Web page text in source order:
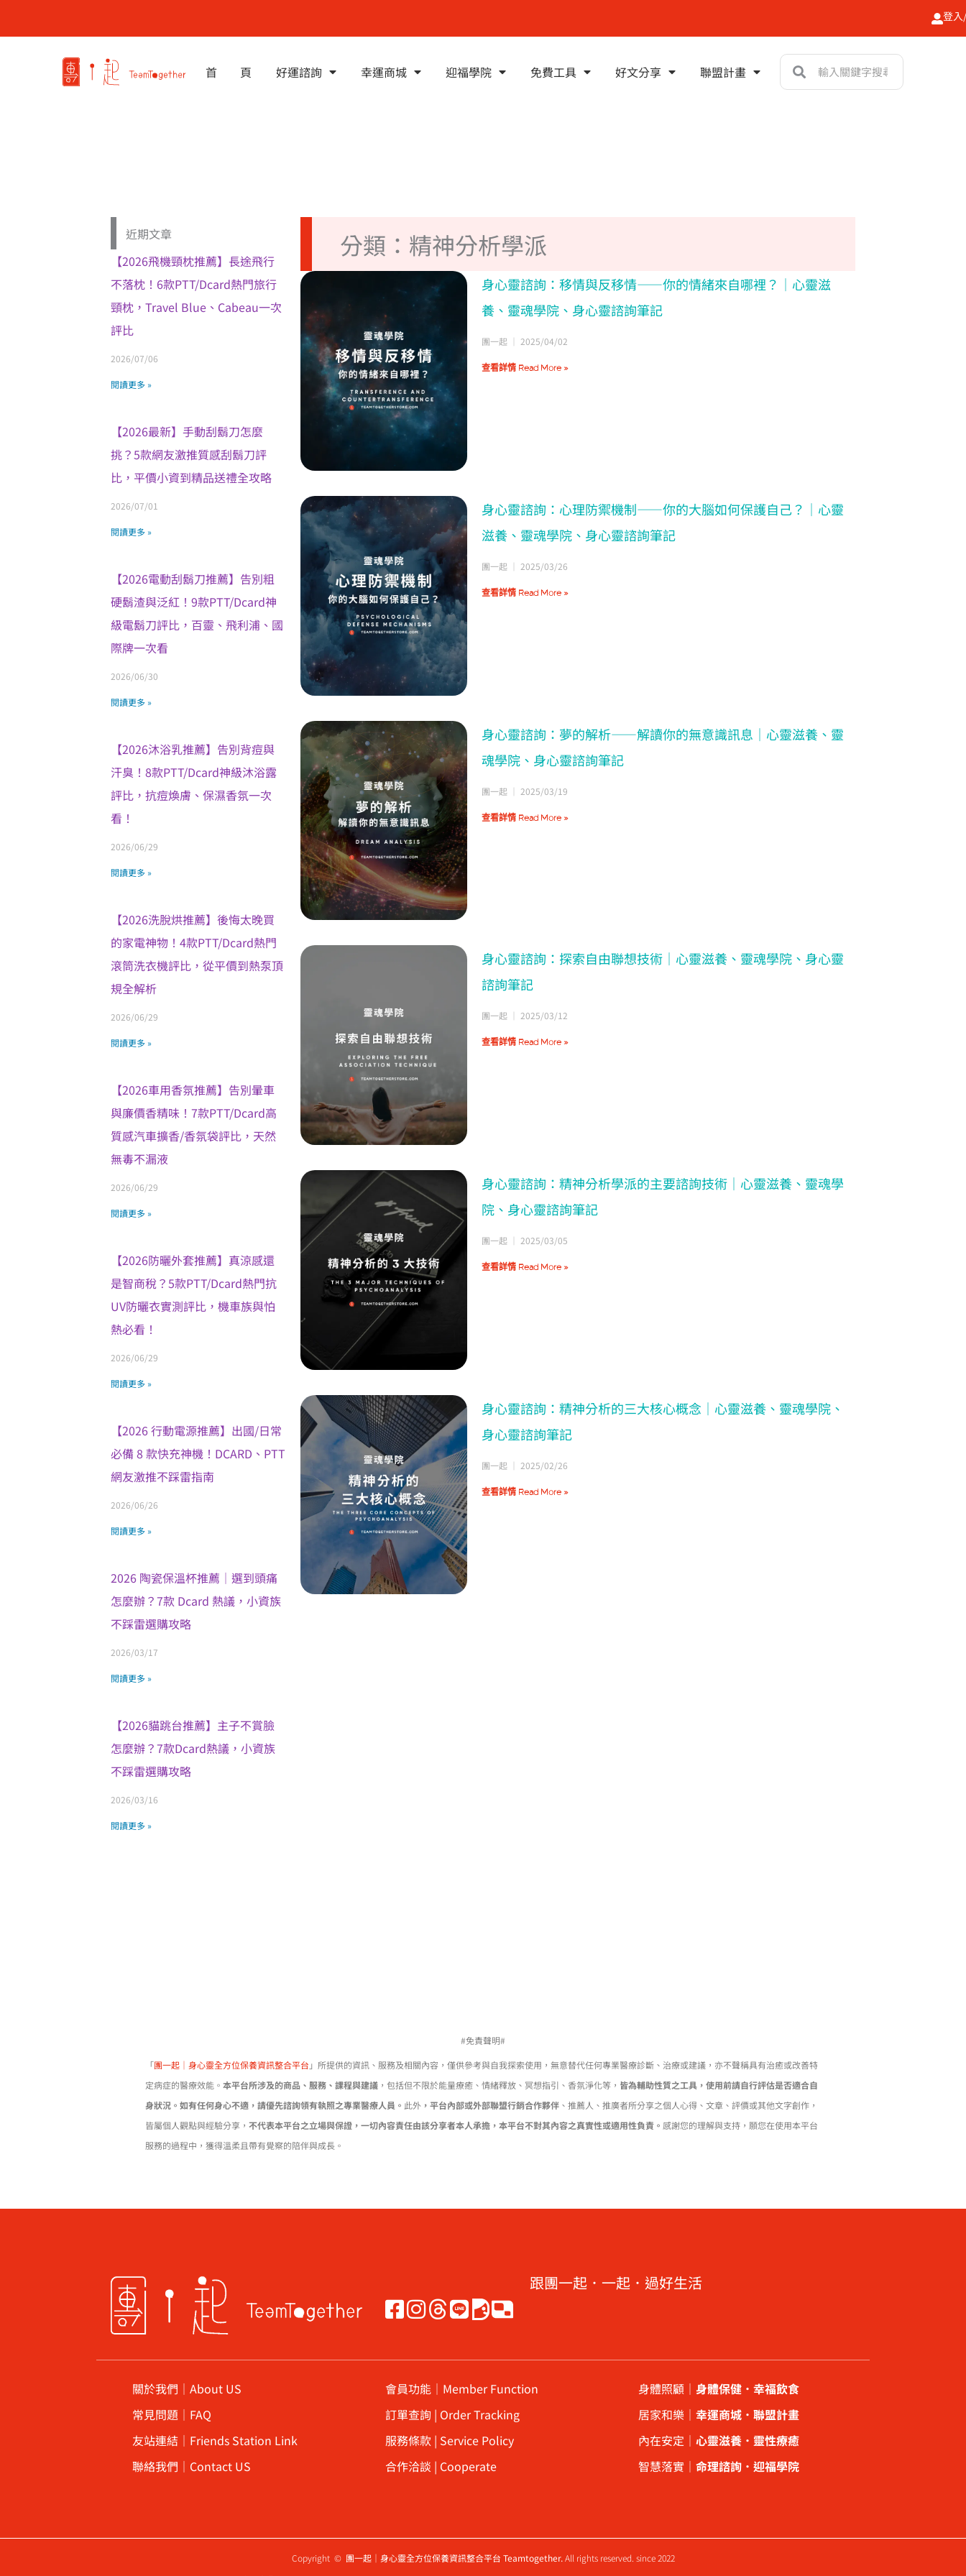
登
首 頁 好運諮詢 幸運商城 迎福學院 免費工具 好文分享 聯盟計畫
搜
搜
尋
近期文章
【2026飛機頸枕推薦】長途飛行
不落枕！6款PTT/Dcard熱門旅行
頸枕，Travel Blue、Cabeau一次
評比
2026/07/06
閱讀更多 »
【2026最新】手動刮鬍刀怎麼
挑？5款網友激推質感刮鬍刀評
比，平價小資到精品送禮全攻略
2026/07/01
閱讀更多 »
【2026電動刮鬍刀推薦】告別粗
硬鬍渣與泛紅！9款PTT/Dcard神
級電鬍刀評比，百靈、飛利浦、國
際牌一次看
2026/06/30
閱讀更多 »
【2026沐浴乳推薦】告別背痘與
汗臭！8款PTT/Dcard神級沐浴露
評比，抗痘煥膚、保濕香氛一次
看！
2026/06/29
閱讀更多 »
【2026洗脫烘推薦】後悔太晚買
的家電神物！4款PTT/Dcard熱門
滾筒洗衣機評比，從平價到熱泵頂
規全解析
2026/06/29
閱讀更多 »
【2026車用香氛推薦】告別暈車
與廉價香精味！7款PTT/Dcard高
質感汽車擴香/香氛袋評比，天然
無毒不漏液
2026/06/29
閱讀更多 »
【2026防曬外套推薦】真涼感還
是智商稅？5款PTT/Dcard熱門抗
UV防曬衣實測評比，機車族與怕
熱必看！
2026/06/29
閱讀更多 »
【2026 行動電源推薦】出國/日常
必備 8 款快充神機！DCARD、PTT
網友激推不踩雷指南
2026/06/26
閱讀更多 »
2026 陶瓷保溫杯推薦｜選到頭痛
怎麼辦？7款 Dcard 熱議，小資族
不踩雷選購攻略
2026/03/17
閱讀更多 »
【2026貓跳台推薦】主子不賞臉
怎麼辦？7款Dcard熱議，小資族
不踩雷選購攻略
2026/03/16
閱讀更多 »
分類：精神分析學派
身心靈諮詢：移情與反移情——你的情緒來自哪裡？｜心靈滋
養、靈魂學院、身心靈諮詢筆記
團一起 2025/04/02
查看詳情 Read More »
身心靈諮詢：心理防禦機制——你的大腦如何保護自己？｜心靈
滋養、靈魂學院、身心靈諮詢筆記
團一起 2025/03/26
查看詳情 Read More »
身心靈諮詢：夢的解析——解讀你的無意識訊息｜心靈滋養、靈
魂學院、身心靈諮詢筆記
團一起 2025/03/19
查看詳情 Read More »
身心靈諮詢：探索自由聯想技術｜心靈滋養、靈魂學院、身心靈
諮詢筆記
團一起 2025/03/12
查看詳情 Read More »
身心靈諮詢：精神分析學派的主要諮詢技術｜心靈滋養、靈魂學
院、身心靈諮詢筆記
團一起 2025/03/05
查看詳情 Read More »
身心靈諮詢：精神分析的三大核心概念｜心靈滋養、靈魂學院、
身心靈諮詢筆記
團一起 2025/02/26
查看詳情 Read More »
#免責聲明#
「團一起｜身心靈全方位保養資訊整合平台 」所提供的資訊、服務及相關內容，僅供參考與自我探索使用，無意替代任何專業醫療診斷、治療或建議，亦不聲稱具有治癒或改善特
定病症的醫療效能。 本平台所涉及的商品、服務、課程與建議，包括但不限於能量療癒、情緒釋放、冥想指引、香氛淨化等， 皆為輔助性質之工具，使用前請自行評估是否適合自
身狀況。如有任何身心不適，請優先諮詢領有執照之專業醫療人員。 此外，平台內部或外部聯盟行銷合作夥伴、推薦人、推廣者所分享之個人心得、文章、評價或其他文字創作，
皆屬個人觀點與經驗分享， 不代表本平台之立場與保證，一切內容責任由該分享者本人承擔，本平台不對其內容之真實性或適用性負責。 感謝您的理解與支持，願您在使用本平台
服務的過程中，獲得溫柔且帶有覺察的陪伴與成長。
跟團一起．一起．過好生活
關於我們｜About US
常見問題｜FAQ
友站連結｜Friends Station Link
聯絡我們｜Contact US
會員功能｜Member Function
訂單查詢 | Order Tracking
服務條款 | Service Policy
合作洽談 | Cooperate
身體照顧｜ 身體保健． 幸福飲食
居家和樂｜ 幸運商城． 聯盟計畫
內在安定｜ 心靈滋養． 靈性療癒
智慧落實｜ 命理諮詢． 迎福學院
Copyright © 團一起｜身心靈全方位保養資訊整合平台 Teamtogether. All rights reserved. since 2022